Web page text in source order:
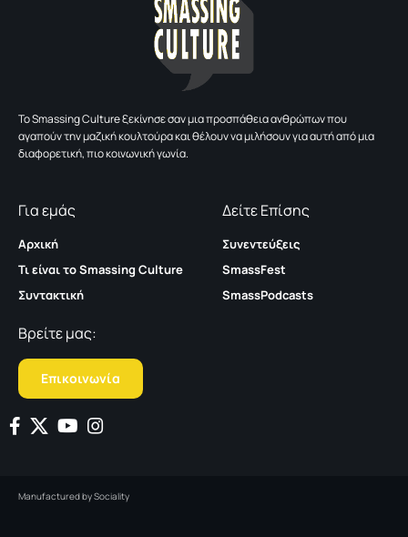
To Smassing Culture ξεκίνησε σαν μια προσπάθεια ανθρώπων που
αγαπούν την μαζική κουλτούρα και θέλουν να μιλήσουν για αυτή από μια
διαφορετική, πιο κοινωνική γωνία.
Για εμάς
Αρχική
Τι είναι το Smassing Culture
Συντακτική
Δείτε Επίσης
Συνεντεύξεις
SmassFest
SmassPodcasts
Βρείτε μας:
Επικοινωνία
Manufactured bySociality